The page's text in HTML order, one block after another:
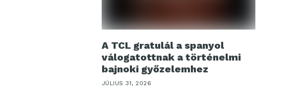
A TCL gratulál a spanyol
válogatottnak a történelmi
bajnoki győzelemhez
JÚLIUS 31, 2026